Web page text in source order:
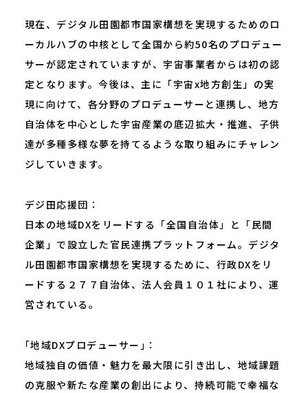
現在、デジタル田園都市国家構想を実現するためのロ
ーカルハブの中核として全国から約50名のプロデュー
サーが認定されていますが、宇宙事業者からは初の認
定となります。今後は、主に「宇宙x地方創生」の実
現に向けて、各分野のプロデューサーと連携し、地方
自治体を中心とした宇宙産業の底辺拡大・推進、子供
達が多種多様な夢を持てるような取り組みにチャレン
ジしていきます。
デジ田応援団：
日本の地域DXをリードする「全国自治体」と「民間
企業」で設立した官民連携プラットフォーム。デジタ
ル田園都市国家構想を実現するために、行政DXをリ
ードする２７７自治体、法人会員１０１社により、運
営されている。
｢地域DXプロデューサー｣：
地域独自の価値・魅力を最大限に引き出し、地域課題
の克服や新たな産業の創出により、持続可能で幸福な